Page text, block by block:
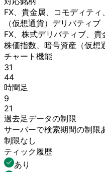
FX、 貴金属、 コモディティ、
（仮想通貨） デリバティブ
FX、 株式デリバティブ、 貴
株価指数、 暗号資産 （仮想
チャート機能
31
44
時間足
9
21
過去足データの制限
サーバーで検索期間の制限
制限なし
ティック履歴
あり